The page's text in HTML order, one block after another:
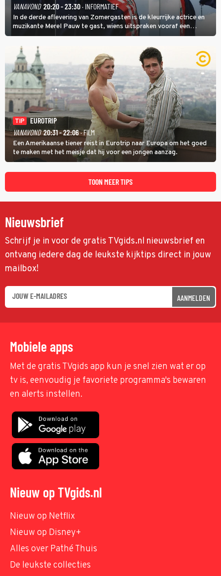
VANAVOND 20:20 - 23:30· INFORMATIEF
In de derde aflevering van Zomergasten is de kleurrijke actrice en
muzikante Merel Pauw te gast, wiens uitspraken vooraf een
boeiende avond beloven: 'Mijn ideale televisieavond is zoals mijn
identiteit: grenzeloos, absurd en vol angsten'.
TIP
EUROTRIP
VANAVOND 20:31 - 22:06· FILM
Een Amerikaanse tiener reist in Eurotrip naar Europa om het goed
te maken met het meisje dat hij voor een jongen aanzag.
TOON MEER TIPS
Nieuwsbrief
Schrijf je in voor de gratis TVgids.nl nieuwsbrief en
ontvang iedere dag de leukste kijktips direct in jouw
mailbox!
AANMELDEN
Mobiele apps
Met de gratis TVgids app kun je snel zien wat er op
tv is, eenvoudig je favoriete programma's bewaren
en alerts instellen.
Nieuw op TVgids.nl
Nieuw op Netflix
Nieuw op Disney+
Alles over Pathé Thuis
De leukste collecties